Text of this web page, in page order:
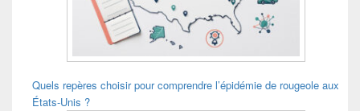
Quels repères choisir pour comprendre l’épidémie de rougeole aux
États-Unis ?